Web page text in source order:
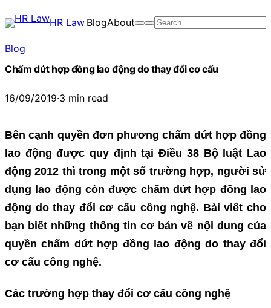
Chuyển
đến
phần
HR Law BlogAbout Search
Blog
Chấm dứt hợp đồng lao động do thay đổi cơ cấu
16/09/2019·3 min read
Bên cạnh quyền đơn phương chấm dứt hợp đồng
lao động được quy định tại Điều 38 Bộ luật Lao
động 2012 thì trong một số trường hợp, người sử
dụng lao động còn được chấm dứt hợp đồng lao
động do thay đổi cơ cấu công nghệ. Bài viết cho
bạn biết những thông tin cơ bản về nội dung của
quyền chấm dứt hợp đồng lao động do thay đổi
cơ cấu công nghệ.
Các trường hợp thay đổi cơ cấu công nghệ